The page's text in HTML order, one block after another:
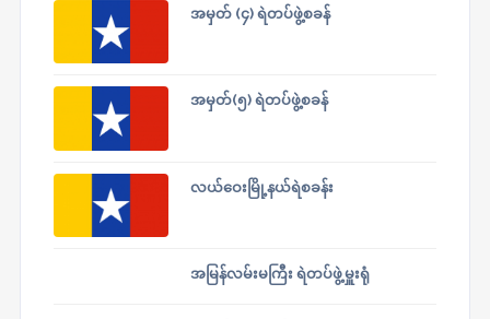
အမှတ် (၄) ရဲတပ်ဖွဲ့စခန်
အမှတ်(၅) ရဲတပ်ဖွဲ့စခန်
လယ်ဝေးမြို့နယ်ရဲစခန်း
အမြန်လမ်းမကြီး ရဲတပ်ဖွဲ့မှူးရုံ